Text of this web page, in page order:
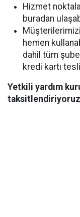
Hizmet
buradan
hemen
dahil tüm
kredi kartı
Yetkili yardım